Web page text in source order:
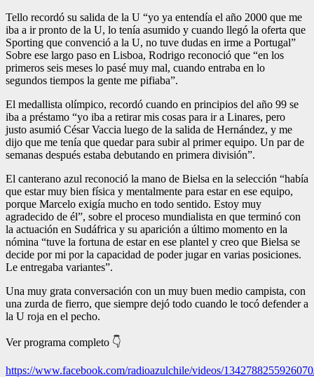
Tello recordó su salida de la U “yo ya entendía el año 2000 que me
iba a ir pronto de la U, lo tenía asumido y cuando llegó la oferta que
Sporting que convenció a la U, no tuve dudas en irme a Portugal”
Sobre ese largo paso en Lisboa, Rodrigo reconoció que “en los
primeros seis meses lo pasé muy mal, cuando entraba en lo
segundos tiempos la gente me pifiaba”.
El medallista olímpico, recordó cuando en principios del año 99 se
iba a préstamo “yo iba a retirar mis cosas para ir a Linares, pero
justo asumió César Vaccia luego de la salida de Hernández, y me
dijo que me tenía que quedar para subir al primer equipo. Un par de
semanas después estaba debutando en primera división”.
El canterano azul reconoció la mano de Bielsa en la selección “había
que estar muy bien física y mentalmente para estar en ese equipo,
porque Marcelo exigía mucho en todo sentido. Estoy muy
agradecido de él”, sobre el proceso mundialista en que terminó con
la actuación en Sudáfrica y su aparición a último momento en la
nómina “tuve la fortuna de estar en ese plantel y creo que Bielsa se
decide por mi por la capacidad de poder jugar en varias posiciones.
Le entregaba variantes”.
Una muy grata conversación con un muy buen medio campista, con
una zurda de fierro, que siempre dejó todo cuando le tocó defender a
la U roja en el pecho.
Ver programa completo 👇
https://www.facebook.com/radioazulchile/videos/